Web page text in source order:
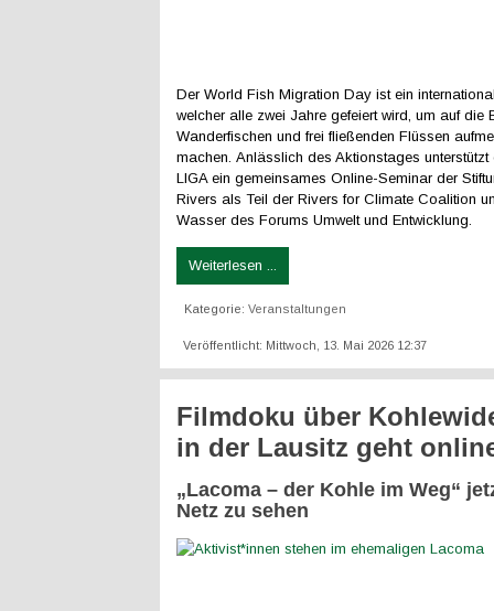
Der World Fish Migration Day ist ein
welcher alle zwei Jahre gefeiert wird, um auf die
Wanderfischen und frei fließenden Flüssen
machen. Anlässlich des Aktionstages unterstützt
LIGA ein gemeinsames Online-Seminar der
Rivers als Teil der Rivers for Climate Coalition
Wasser des Forums Umwelt und Entwicklung.
Weiterlesen ...
Kategorie: Veranstaltungen
Veröffentlicht: Mittwoch, 13. Mai 2026 12:37
Filmdoku über
in der Lausitz geht
„Lacoma – der Kohle im Weg“
Netz zu sehen